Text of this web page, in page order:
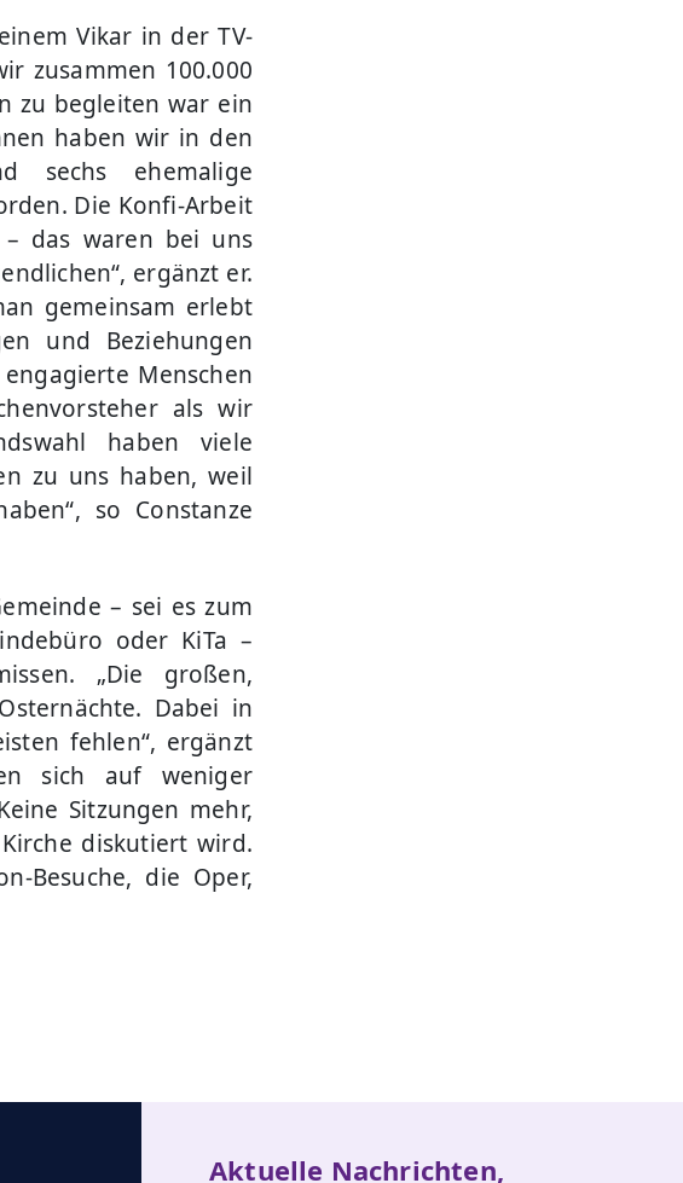
Vikar in der TV-
zusammen 100.000
zu begleiten war ein
haben wir in den
sechs ehemalige
Die Konfi-Arbeit
das waren bei uns
ergänzt er.
gemeinsam erlebt
und Beziehungen
Menschen
als wir
haben viele
zu uns haben, weil
so Constanze
– sei es zum
oder KiTa –
„Die großen,
Dabei in
fehlen“, ergänzt
sich auf weniger
Sitzungen mehr,
diskutiert wird.
Besuche, die Oper,
Aktuelle Nachrichten,